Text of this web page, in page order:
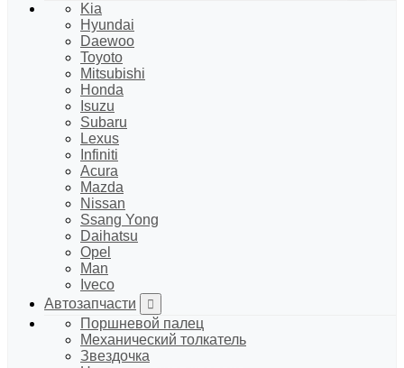
Kia
Hyundai
Daewoo
Toyoto
Mitsubishi
Honda
Isuzu
Subaru
Lexus
Infiniti
Acura
Mazda
Nissan
Ssang Yong
Daihatsu
Opel
Man
Iveco
Автозапчасти
Поршневой палец
Механический толкатель
Звездочка